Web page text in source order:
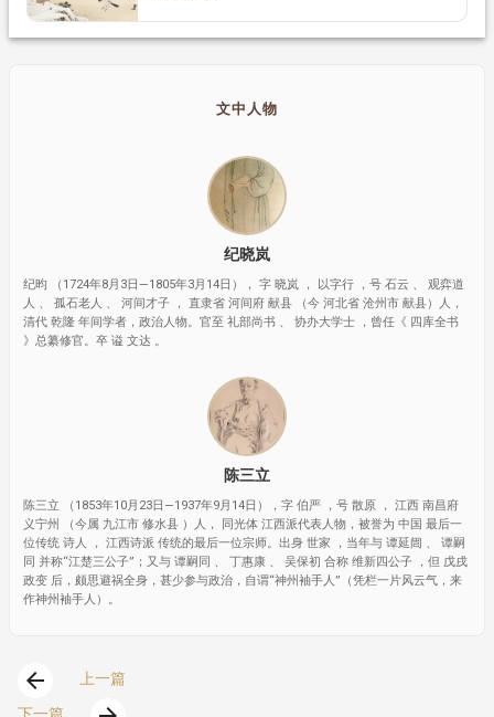
文中人物
纪晓岚
纪昀 （1724年8月3日—1805年3月14日）， 字 晓岚 ， 以字行 ，号 石云 、 观弈道
人 、 孤石老人 、 河间才子 ， 直隶省 河间府 献县 （今 河北省 沧州市 献县）人，
清代 乾隆 年间学者，政治人物。官至 礼部尚书 、 协办大学士 ，曾任《 四库全书
》总纂修官。卒 谥 文达 。
陈三立
陈三立 （1853年10月23日—1937年9月14日），字 伯严 ，号 散原 ， 江西 南昌府
义宁州 （今属 九江市 修水县 ）人， 同光体 江西派代表人物，被誉为 中国 最后一
位传统 诗人 ， 江西诗派 传统的最后一位宗师。出身 世家 ，当年与 谭延闿 、 谭嗣
同 并称“江楚三公子”；又与 谭嗣同 、 丁惠康 、 吴保初 合称 维新四公子 ，但 戊戌
政变 后，颇思避祸全身，甚少参与政治，自谓“神州袖手人”（凭栏一片风云气，来
作神州袖手人）。
arrow_back
上一篇